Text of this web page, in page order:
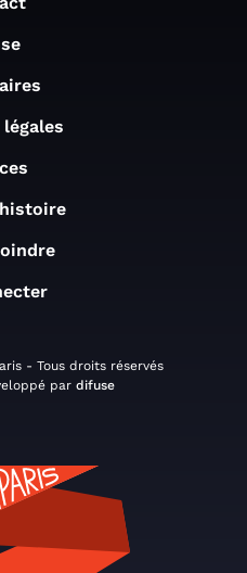
- Tous droits réservés
par difuse